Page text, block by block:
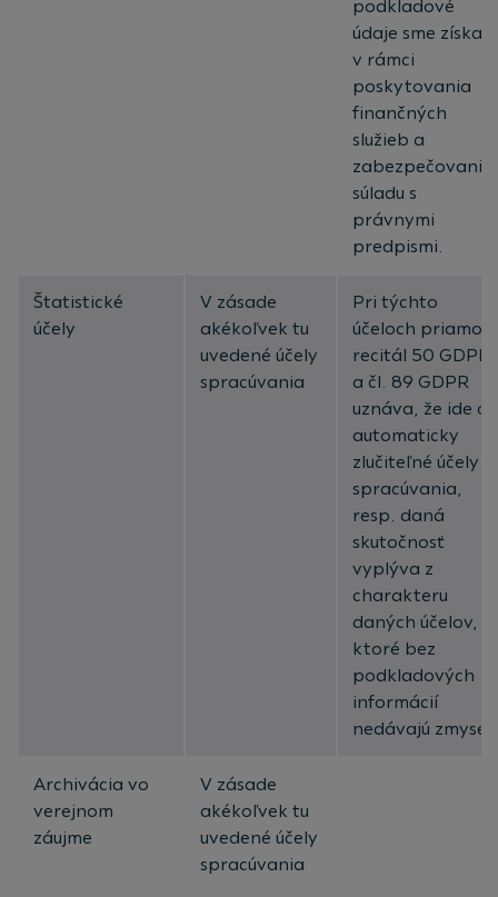
podkladové
údaje sme získali
v rámci
poskytovania
finančných
služieb a
zabezpečovania
súladu s
právnymi
predpismi.
Štatistické
účely
V zásade
akékoľvek tu
uvedené účely
spracúvania
Pri týchto
účeloch priamo
recitál 50 GDPR
a čl. 89 GDPR
uznáva, že ide o
automaticky
zlučiteľné účely
spracúvania,
resp. daná
skutočnosť
vyplýva z
charakteru
daných účelov,
ktoré bez
podkladových
informácií
nedávajú zmysel.
Archivácia vo
verejnom
záujme
V zásade
akékoľvek tu
uvedené účely
spracúvania